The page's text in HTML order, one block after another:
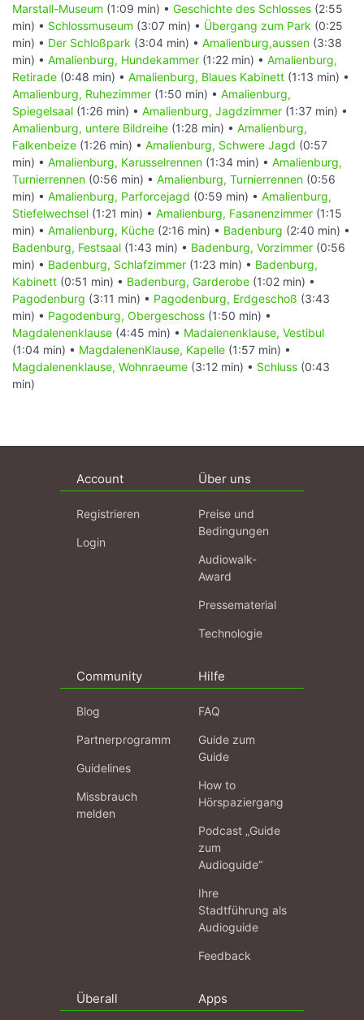
Marstall-Museum (1:09 min) • Geschichte des Schlosses (2:55
min) • Schlossmuseum (3:07 min) • Übergang zum Park (0:25
min) • Der Schloßpark (3:04 min) • Amalienburg,aussen (3:38
min) • Amalienburg, Hundekammer (1:22 min) • Amalienburg,
Retirade (0:48 min) • Amalienburg, Blaues Kabinett (1:13 min) •
Amalienburg, Ruhezimmer (1:50 min) • Amalienburg,
Spiegelsaal (1:26 min) • Amalienburg, Jagdzimmer (1:37 min) •
Amalienburg, untere Bildreihe (1:28 min) • Amalienburg,
Falkenbeize (1:26 min) • Amalienburg, Schwere Jagd (0:57
min) • Amalienburg, Karusselrennen (1:34 min) • Amalienburg,
Turnierrennen (0:56 min) • Amalienburg, Turnierrennen (0:56
min) • Amalienburg, Parforcejagd (0:59 min) • Amalienburg,
Stiefelwechsel (1:21 min) • Amalienburg, Fasanenzimmer (1:15
min) • Amalienburg, Küche (2:16 min) • Badenburg (2:40 min) •
Badenburg, Festsaal (1:43 min) • Badenburg, Vorzimmer (0:56
min) • Badenburg, Schlafzimmer (1:23 min) • Badenburg,
Kabinett (0:51 min) • Badenburg, Garderobe (1:02 min) •
Pagodenburg (3:11 min) • Pagodenburg, Erdgeschoß (3:43
min) • Pagodenburg, Obergeschoss (1:50 min) •
Magdalenenklause (4:45 min) • Madalenenklause, Vestibul
(1:04 min) • MagdalenenKlause, Kapelle (1:57 min) •
Magdalenenklause, Wohnraeume (3:12 min) • Schluss (0:43
min)
Account
Registrieren
Login
Über uns
Preise und
Bedingungen
Audiowalk-
Award
Pressematerial
Technologie
Community
Blog
Partnerprogramm
Guidelines
Missbrauch
melden
Hilfe
FAQ
Guide zum
Guide
How to
Hörspaziergang
Podcast „Guide
zum
Audioguide“
Ihre
Stadtführung als
Audioguide
Feedback
Überall Apps